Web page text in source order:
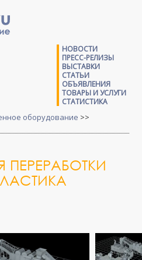
НОВОСТИ
ПРЕСС-РЕЛИЗЫ
ВЫСТАВКИ
СТАТЬИ
ОБЪЯВЛЕНИЯ
ТОВАРЫ И УСЛУГИ
СТАТИСТИКА
оборудование >>